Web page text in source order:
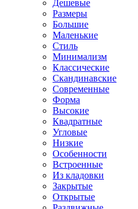
Дешевые
Размеры
Большие
Маленькие
Стиль
Минимализм
Классические
Скандинавские
Современные
Форма
Высокие
Квадратные
Угловые
Низкие
Особенности
Встроенные
Из кладовки
Закрытые
Открытые